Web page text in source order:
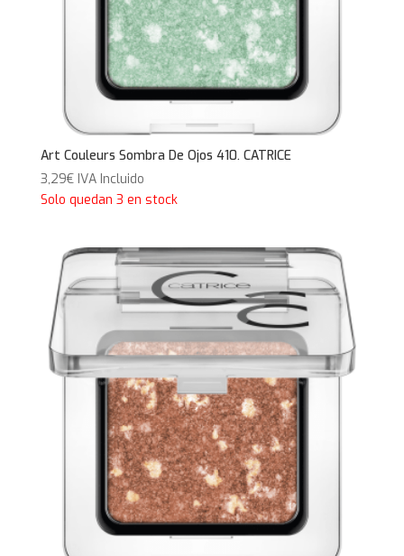
Art Couleurs Sombra De Ojos 410. CATRICE
3,29€ IVA Incluido
Solo quedan 3 en stock